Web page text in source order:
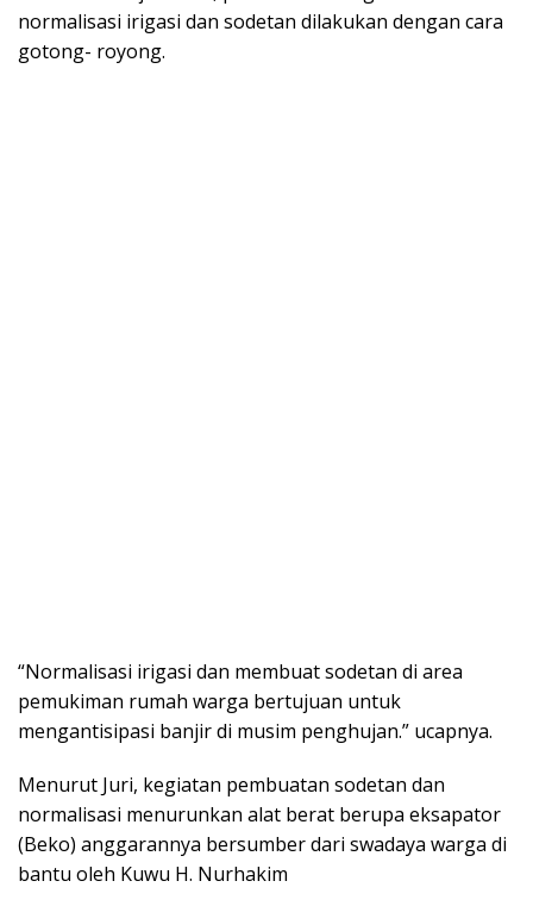
normalisasi irigasi dan sodetan dilakukan dengan cara
gotong- royong.
“Normalisasi irigasi dan membuat sodetan di area
pemukiman rumah warga bertujuan untuk
mengantisipasi banjir di musim penghujan.” ucapnya.
Menurut Juri, kegiatan pembuatan sodetan dan
normalisasi menurunkan alat berat berupa eksapator
(Beko) anggarannya bersumber dari swadaya warga di
bantu oleh Kuwu H. Nurhakim